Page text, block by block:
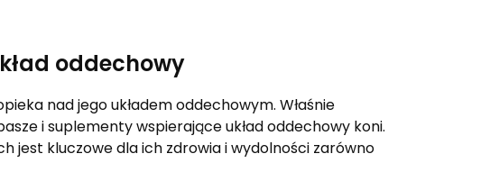
oddechowy
nad jego układem oddechowym. Właśnie
i suplementy wspierające układ oddechowy koni.
jest kluczowe dla ich zdrowia i wydolności zarówno